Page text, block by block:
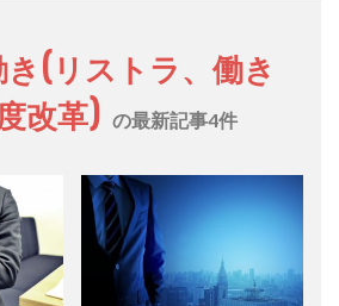
(リストラ、働き
改革) の最新記事4件